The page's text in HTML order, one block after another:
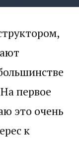
первое
это очень
к